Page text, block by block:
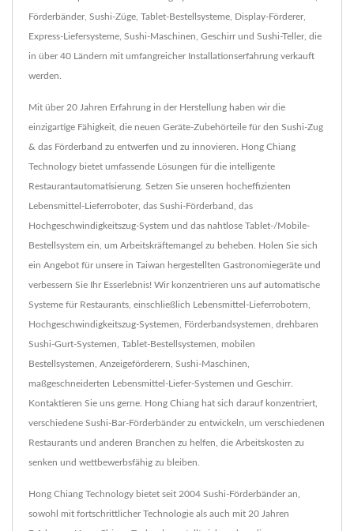
Förderbänder, Sushi-Züge, Tablet-Bestellsysteme, Display-Förderer,
Express-Liefersysteme, Sushi-Maschinen, Geschirr und Sushi-Teller, die
in über 40 Ländern mit umfangreicher Installationserfahrung verkauft
werden.
Mit über 20 Jahren Erfahrung in der Herstellung haben wir die
einzigartige Fähigkeit, die neuen Geräte-Zubehörteile für den Sushi-Zug
& das Förderband zu entwerfen und zu innovieren. Hong Chiang
Technology bietet umfassende Lösungen für die intelligente
Restaurantautomatisierung. Setzen Sie unseren hocheffizienten
Lebensmittel-Lieferroboter, das Sushi-Förderband, das
Hochgeschwindigkeitszug-System und das nahtlose Tablet-/Mobile-
Bestellsystem ein, um Arbeitskräftemangel zu beheben. Holen Sie sich
ein Angebot für unsere in Taiwan hergestellten Gastronomiegeräte und
verbessern Sie Ihr Esserlebnis! Wir konzentrieren uns auf automatische
Systeme für Restaurants, einschließlich Lebensmittel-Lieferrobotern,
Hochgeschwindigkeitszug-Systemen, Förderbandsystemen, drehbaren
Sushi-Gurt-Systemen, Tablet-Bestellsystemen, mobilen
Bestellsystemen, Anzeigeförderern, Sushi-Maschinen,
maßgeschneiderten Lebensmittel-Liefer-Systemen und Geschirr.
Kontaktieren Sie uns gerne. Hong Chiang hat sich darauf konzentriert,
verschiedene Sushi-Bar-Förderbänder zu entwickeln, um verschiedenen
Restaurants und anderen Branchen zu helfen, die Arbeitskosten zu
senken und wettbewerbsfähig zu bleiben.
Hong Chiang Technology bietet seit 2004 Sushi-Förderbänder an,
sowohl mit fortschrittlicher Technologie als auch mit 20 Jahren